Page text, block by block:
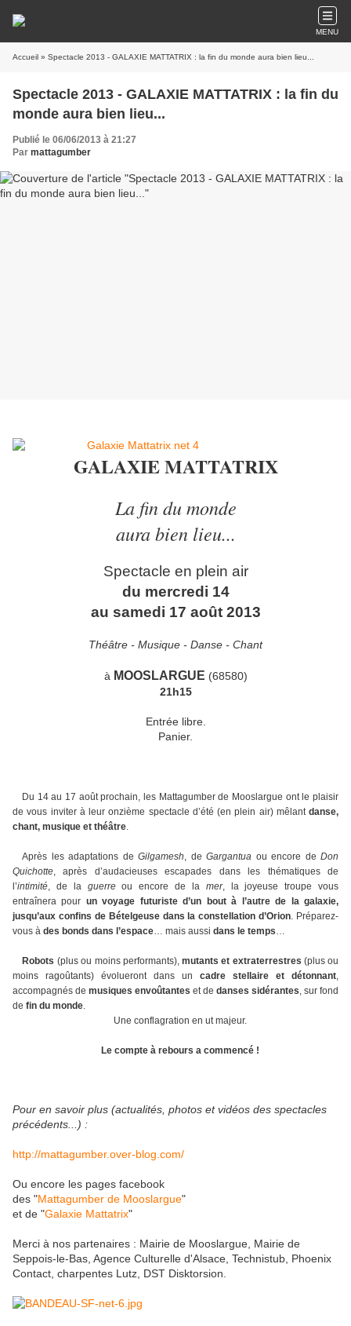
MENU
Accueil » Spectacle 2013 - GALAXIE MATTATRIX : la fin du monde aura bien lieu...
Spectacle 2013 - GALAXIE MATTATRIX : la fin du
monde aura bien lieu...
Publié le 06/06/2013 à 21:27
Par mattagumber
GALAXIE MATTATRIX
La fin du monde
aura bien lieu...
Spectacle en plein air
du mercredi 14
au samedi 17 août 2013
Théâtre - Musique - Danse - Chant
à MOOSLARGUE (68580)
21h15
Entrée libre.
Panier.
Du 14 au 17 août prochain, les Mattagumber de Mooslargue ont le plaisir
de vous inviter à leur onzième spectacle d’été (en plein air) mêlant danse,
chant, musique et théâtre.
Après les adaptations de Gilgamesh, de Gargantua ou encore de Don
Quichotte, après d’audacieuses escapades dans les thématiques de
l’intimité, de la guerreou encore de la mer, la joyeuse troupe vous
entraînera pour un voyage futuriste d’un bout à l’autre de la galaxie,
jusqu’aux confins de Bételgeuse dans la constellation d’Orion. Préparez-
vous à des bonds dans l’espace… mais aussi dans le temps…
Robots (plus ou moins performants),mutants et extraterrestres (plus ou
moins ragoûtants) évolueront dans un cadre stellaire et détonnant,
accompagnés de musiques envoûtantes et de danses sidérantes, sur fond
de fin du monde.
Une conflagration en ut majeur.
Le compte à rebours a commencé !
Pour en savoir plus (actualités, photos et vidéos des spectacles
précédents...) :
http://mattagumber.over-blog.com/
Ou encore les pages facebook
des "Mattagumber de Mooslargue"
et de "Galaxie Mattatrix"
Merci à nos partenaires : Mairie de Mooslargue, Mairie de
Seppois-le-Bas, Agence Culturelle d'Alsace, Technistub, Phoenix
Contact, charpentes Lutz, DST Disktorsion.